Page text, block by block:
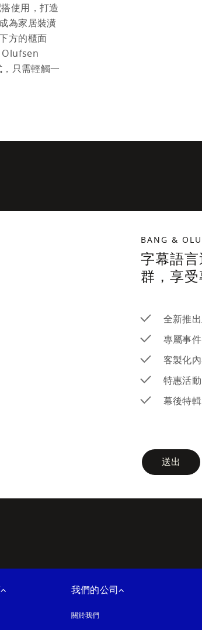
使用，打造
為家居裝潢
方的櫃面
Olufsen
只需輕觸一
BANG &
字幕語
群，享受
全新推
專屬事件
客製化
特惠活動
幕後特輯
送出
籤頁開啟
我們的公司
關於我們